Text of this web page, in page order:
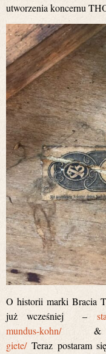
utworzenia koncernu
O historii marki Bracia
już wcześniej –
mundus-kohn/
giete/Teraz postaram